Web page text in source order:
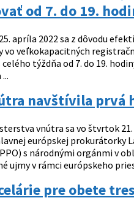
od 7. do 19.
apríla 2022 sa z dôvodu
vo veľkokapacitných
týždňa od 7. do 19.
navštívila prvá
vnútra sa vo štvrtok
európskej prokurátorky
s národnými orgánmi v
ujmy v rámci európskeho
pre obete